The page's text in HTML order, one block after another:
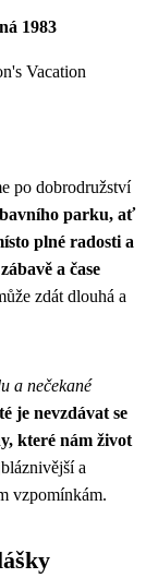
1983
Vacation
po dobrodružství
parku, ať
plné radosti a
a čase
zdát dlouhá a
a nečekané
je nevzdávat se
které nám život
a
vzpomínkám.